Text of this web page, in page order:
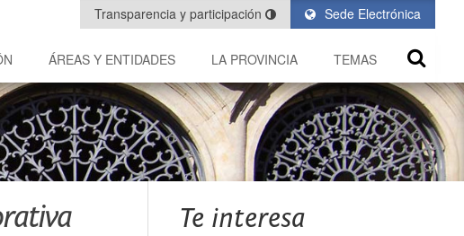
Sede Electrónica
Transparencia y participación
ÁREAS Y ENTIDADES LA PROVINCIA TEMAS
Te interesa